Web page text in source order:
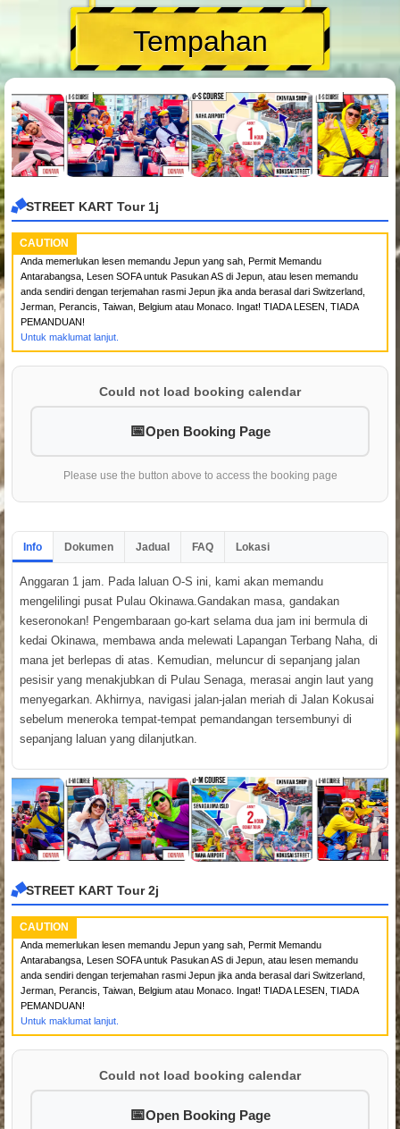
Tempahan
STREET KART Tour 1j
CAUTION
Anda memerlukan lesen memandu Jepun yang sah, Permit Memandu
Antarabangsa, Lesen SOFA untuk Pasukan AS di Jepun, atau lesen memandu
anda sendiri dengan terjemahan rasmi Jepun jika anda berasal dari Switzerland,
Jerman, Perancis, Taiwan, Belgium atau Monaco. Ingat! TIADA LESEN, TIADA
PEMANDUAN!
Untuk maklumat lanjut.
Could not load booking calendar
Open Booking Page
Please use the button above to access the booking page
Info Dokumen Jadual FAQ Lokasi
Anggaran 1 jam. Pada laluan O-S ini, kami akan memandu
mengelilingi pusat Pulau Okinawa.Gandakan masa, gandakan
keseronokan! Pengembaraan go-kart selama dua jam ini bermula di
kedai Okinawa, membawa anda melewati Lapangan Terbang Naha, di
mana jet berlepas di atas. Kemudian, meluncur di sepanjang jalan
pesisir yang menakjubkan di Pulau Senaga, merasai angin laut yang
menyegarkan. Akhirnya, navigasi jalan-jalan meriah di Jalan Kokusai
sebelum meneroka tempat-tempat pemandangan tersembunyi di
sepanjang laluan yang dilanjutkan.
STREET KART Tour 2j
CAUTION
Anda memerlukan lesen memandu Jepun yang sah, Permit Memandu
Antarabangsa, Lesen SOFA untuk Pasukan AS di Jepun, atau lesen memandu
anda sendiri dengan terjemahan rasmi Jepun jika anda berasal dari Switzerland,
Jerman, Perancis, Taiwan, Belgium atau Monaco. Ingat! TIADA LESEN, TIADA
PEMANDUAN!
Untuk maklumat lanjut.
Could not load booking calendar
Open Booking Page